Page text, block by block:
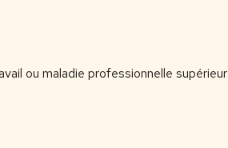
ou maladie professionnelle